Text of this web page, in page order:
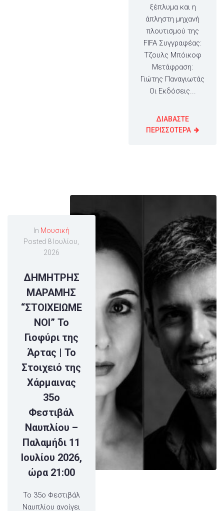
ξέπλυμα και η
άπληστη μηχανή
πλουτισμού της
FIFA Συγγραφέας:
Τζουλς Μπόικοφ
Μετάφραση:
Γιώτης Παναγιωτάς
Οι Εκδόσεις...
ΔΙΑΒΑΣΤΕ
ΠΕΡΙΣΣΟΤΕΡΑ
In Μουσική
Posted 8 Ιουλίου,
2026
ΔΗΜΗΤΡΗΣ
ΜΑΡΑΜΗΣ
“ΣΤΟΙΧΕΙΩΜΕ
ΝΟΙ” Το
Γιοφύρι της
Άρτας | Το
Στοιχειό της
Χάρμαινας
35ο
Φεστιβάλ
Ναυπλίου –
Παλαμήδι 11
Ιουλίου 2026,
ώρα 21:00
Το 35ο Φεστιβάλ
Ναυπλίου ανοίγει